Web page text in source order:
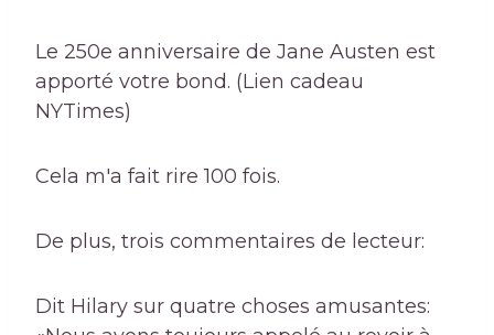
Le 250e anniversaire de Jane Austen est
apporté votre bond. (Lien cadeau
NYTimes)
Cela m'a fait rire 100 fois.
De plus, trois commentaires de lecteur:
Dit Hilary sur quatre choses amusantes: